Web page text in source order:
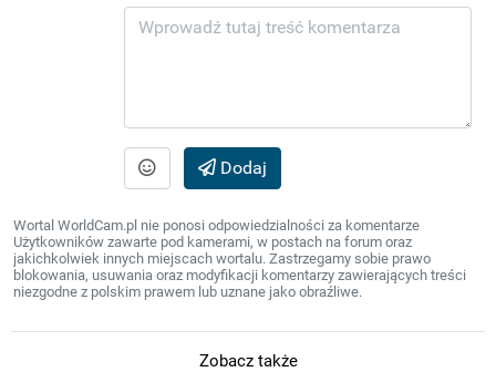
Dodaj
Wortal WorldCam.pl nie ponosi odpowiedzialności za komentarze
Użytkowników zawarte pod kamerami, w postach na forum oraz
jakichkolwiek innych miejscach wortalu. Zastrzegamy sobie prawo
blokowania, usuwania oraz modyfikacji komentarzy zawierających treści
niezgodne z polskim prawem lub uznane jako obraźliwe.
Zobacz także